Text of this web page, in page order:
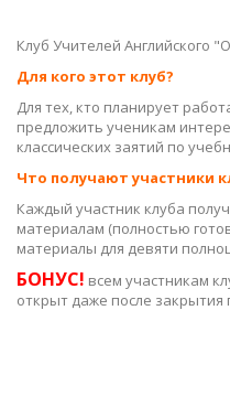
Клуб Учителей Английского
Для кого этот клуб?
Для тех, кто планирует
предложить ученикам
классических заятий по
Что получают участники
Каждый участник клуба
материалам (полностью
материалы для девяти
БОНУС! всем участникам
открыт даже после закрытия